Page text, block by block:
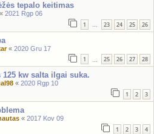
tepalo keitimas
« 2021 Rgp 06
1 … 23 24 25 26
« 2020 Gru 17
1 25 26 27 28
kw salta ilgai suka.
« 2020 Rgp 10
1 2 3
« 2017 Kov 09
1 2 3 4